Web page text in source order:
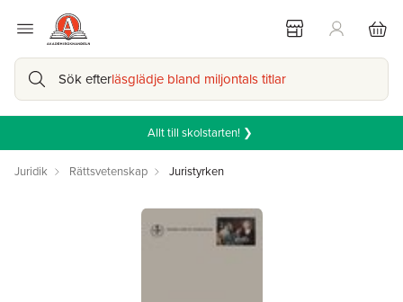
Sök efterläsglädje bland miljontals titlar
Allt till skolstarten! ❯
Juridik Rättsvetenskap Juristyrken